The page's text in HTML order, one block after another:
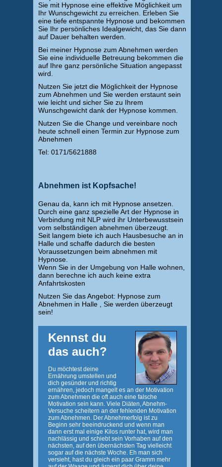
Sie mit Hypnose eine effektive Möglichkeit um
Ihr Wunschgewicht zu erreichen. Erleben Sie
eine tiefe entspannte Hypnose und bekommen
Sie Ihr persönliches Idealgewicht, das Sie dann
auf Dauer behalten werden.
Bei meiner Hypnose zum Abnehmen werden
Sie eine individuelle Betreuung bekommen die
auf Ihre ganz persönliche Situation angepasst
wird.
Nutzen Sie jetzt die Möglichkeit der Hypnose
zum Abnehmen und Sie werden erstaunt sein
wie leicht und sicher Sie zu Ihrem
Wunschgewicht dank der Hypnose kommen.
Nutzen Sie die Change und vereinbare noch
heute schnell einen Termin zur Hypnose zum
Abnehmen
Tel: 0171/5621888
Abnehmen ist Kopfsache!
Genau da, kann ich mit Hypnose ansetzen.
Durch eine ganz spezielle Art der Hypnose in
Verbindung mit NLP wird ihr Unterbewusstsein
vom selbständigen abnehmen überzeugt.
Seit langem biete ich auch Hausbesuche an in
Halle und schaffe dadurch die besten
Voraussetzungen beim abnehmen mit
Hypnose.
Wenn Sie in der Umgebung von Halle wohnen,
dann berechne ich auch keine extra
Anfahrtskosten
Nutzen Sie das Angebot: Hypnose zum
Abnehmen in Halle , Sie werden überzeugt
sein!
Kennst du
das auch?
Du möchtest deine
Ernährung umstellen und
dich gesünder und richtig
ernähren, jedoch mangelt es an der Motivation
zum Abnehmen die oft auch eine falsche
Motivation sein kann. Viele Diäten, Abnehm-
Versuche scheitern an der fehlenden Motivation
zum Abnehmen. Der Abnehmerfolg ist zu
Beginn sehr beeindruckend und wenn man
dann erst mal einige Kilos runter hat, wird man
nachlässig und schiebt sein Vorhaben auf den
nächsten, auf den übernächsten Tag vielleicht
sogar auf die nächste Woche. Eh man sich
versieht, hast du gleich ein paar Gramm mehr